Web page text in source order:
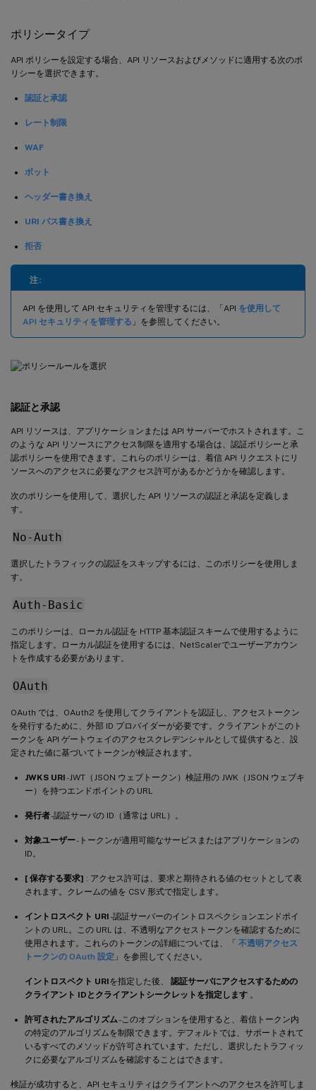
ポリシータイプ
API ポリシーを設定する場合、API リソースおよびメソッドに適用する次のポ
リシーを選択できます。
認証と承認
レート制限
WAF
ボット
ヘッダー書き換え
URI パス書き換え
拒否
注:
API を使用して API セキュリティを管理するには、「API を使用して
API セキュリティを管理する 」を参照してください。
認証と承認
API リソースは、アプリケーションまたは API サーバーでホストされます。こ
のような API リソースにアクセス制限を適用する場合は、認証ポリシーと承
認ポリシーを使用できます。これらのポリシーは、着信 API リクエストにリ
ソースへのアクセスに必要なアクセス許可があるかどうかを確認します。
次のポリシーを使用して、選択した API リソースの認証と承認を定義しま
す。
No-Auth
選択したトラフィックの認証をスキップするには、このポリシーを使用しま
す。
Auth-Basic
このポリシーは、ローカル認証を HTTP 基本認証スキームで使用するように
指定します。ローカル認証を使用するには、NetScalerでユーザーアカウン
トを作成する必要があります。
OAuth
OAuth では、OAuth2 を使用してクライアントを認証し、アクセストークン
を発行するために、外部 ID プロバイダーが必要です。クライアントがこのト
ークンを API ゲートウェイのアクセスクレデンシャルとして提供すると、設
定された値に基づいてトークンが検証されます。
JWKS URI-JWT（JSON ウェブトークン）検証用の JWK（JSON ウェブキ
ー）を持つエンドポイントの URL
発行者-認証サーバの ID（通常は URL）。
対象ユーザー-トークンが適用可能なサービスまたはアプリケーションの
ID。
[ 保存する要求] : アクセス許可は、要求と期待される値のセットとして表
されます。クレームの値を CSV 形式で指定します。
イントロスペクト URI-認証サーバーのイントロスペクションエンドポイ
ントの URL。この URL は、不透明なアクセストークンを確認するために
使用されます。これらのトークンの詳細については、「 不透明アクセス
トークンの OAuth 設定 」を参照してください。
イントロスペクト URIを指定した後、 認証サーバにアクセスするための
クライアント ID とクライアントシークレットを指定します 。
許可されたアルゴリズム-このオプションを使用すると、着信トークン内
の特定のアルゴリズムを制限できます。デフォルトでは、サポートされて
いるすべてのメソッドが許可されています。ただし、選択したトラフィッ
クに必要なアルゴリズムを確認することはできます。
検証が成功すると、API セキュリティはクライアントへのアクセスを許可しま